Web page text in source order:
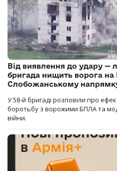
Від виявлення до удару —
бригада нищить ворога на
Слобожанському
У 58-й бригаді розповіли про
боротьбу з ворожими БПЛА та
війни.